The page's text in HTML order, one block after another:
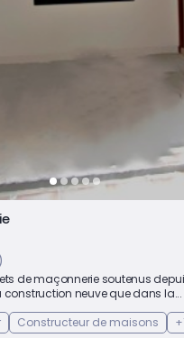
de maçonnerie soutenus
neuve que dans la...
Constructeur de maisons